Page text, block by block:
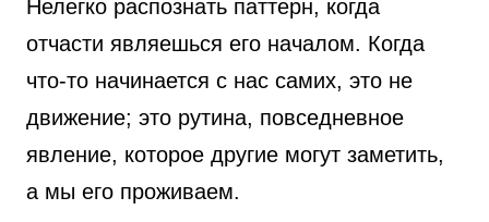
Нелегко распознать паттерн, когда
отчасти являешься его началом. Когда
что-то начинается с нас самих, это не
движение; это рутина, повседневное
явление, которое другие могут заметить,
а мы его проживаем.